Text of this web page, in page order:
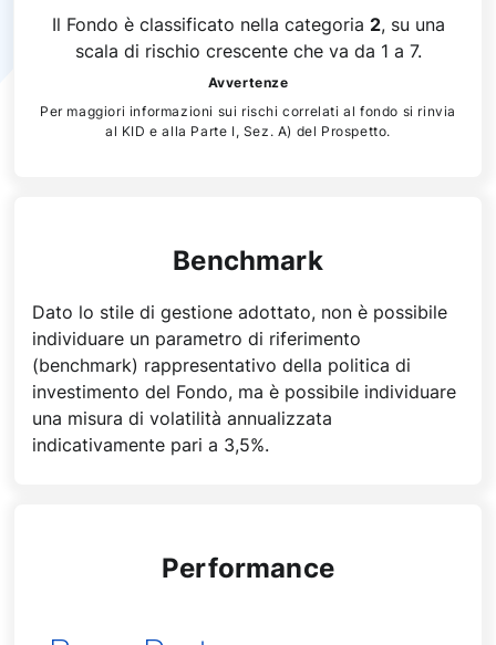
Il Fondo è classificato nella categoria 2, su una
scala di rischio crescente che va da 1 a 7.
Avvertenze
Per maggiori informazioni sui rischi correlati al fondo si rinvia
al KID e alla Parte I, Sez. A) del Prospetto.
Benchmark
Dato lo stile di gestione adottato, non è possibile
individuare un parametro di riferimento
(benchmark) rappresentativo della politica di
investimento del Fondo, ma è possibile individuare
una misura di volatilità annualizzata
indicativamente pari a 3,5%.
Performance